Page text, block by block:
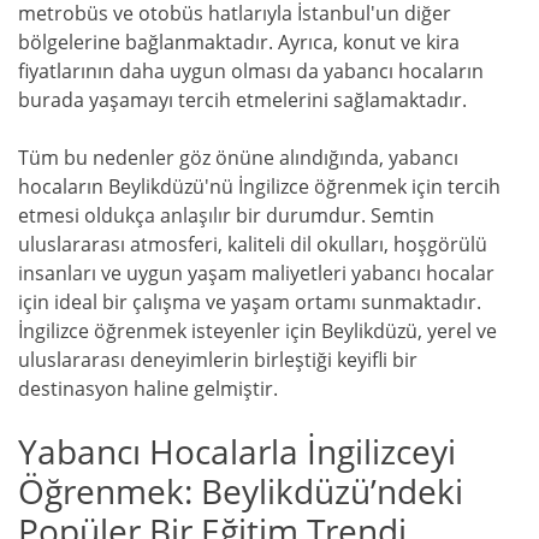
metrobüs ve otobüs hatlarıyla İstanbul'un diğer
bölgelerine bağlanmaktadır. Ayrıca, konut ve kira
fiyatlarının daha uygun olması da yabancı hocaların
burada yaşamayı tercih etmelerini sağlamaktadır.
Tüm bu nedenler göz önüne alındığında, yabancı
hocaların Beylikdüzü'nü İngilizce öğrenmek için tercih
etmesi oldukça anlaşılır bir durumdur. Semtin
uluslararası atmosferi, kaliteli dil okulları, hoşgörülü
insanları ve uygun yaşam maliyetleri yabancı hocalar
için ideal bir çalışma ve yaşam ortamı sunmaktadır.
İngilizce öğrenmek isteyenler için Beylikdüzü, yerel ve
uluslararası deneyimlerin birleştiği keyifli bir
destinasyon haline gelmiştir.
Yabancı Hocalarla İngilizceyi
Öğrenmek: Beylikdüzü’ndeki